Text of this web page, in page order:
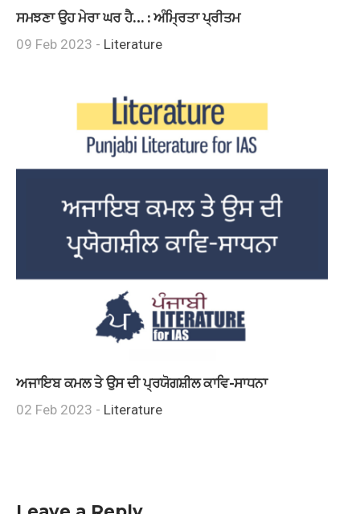
ਸਮਝਣਾ ਉਹ ਮੇਰਾ ਘਰ ਹੈ… : ਅੰਮ੍ਰਿਤਾ ਪ੍ਰੀਤਮ
09 Feb 2023 - Literature
ਅਜਾਇਬ ਕਮਲ ਤੇ ਉਸ ਦੀ ਪ੍ਰਯੋਗਸ਼ੀਲ ਕਾਵਿ-ਸਾਧਨਾ
02 Feb 2023 - Literature